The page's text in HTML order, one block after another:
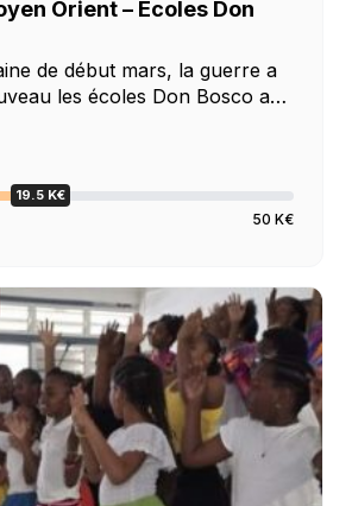
Orient – Ecoles Don
de début mars, la guerre a
les écoles Don Bosco au
conflit. Les destructions sont
19.5 K€
50 K€